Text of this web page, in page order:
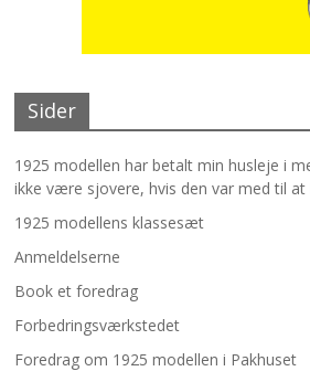
Sider
1925 modellen har betalt min husleje i
ikke være sjovere, hvis den var med til at
1925 modellens klassesæt
Anmeldelserne
Book et foredrag
Forbedringsværkstedet
Foredrag om 1925 modellen i Pakhuset